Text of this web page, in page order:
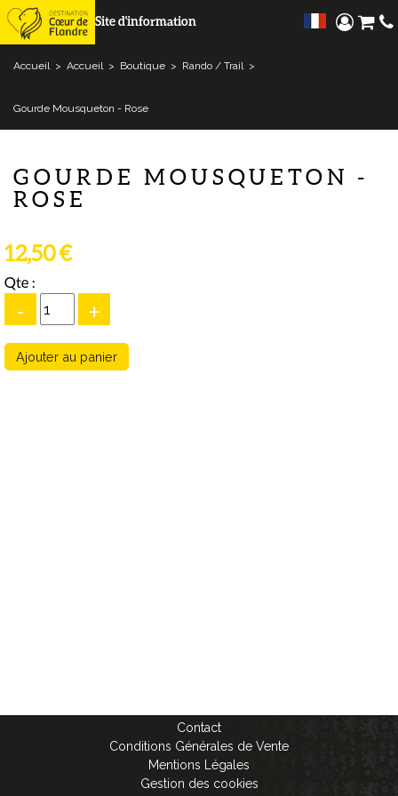
Site d'information
Accueil > Accueil > Boutique > Rando / Trail >
Gourde Mousqueton - Rose
GOURDE MOUSQUETON -
ROSE
12,50 €
Qte :
- +
Contact
Conditions Générales de Vente
Mentions Légales
Gestion des cookies